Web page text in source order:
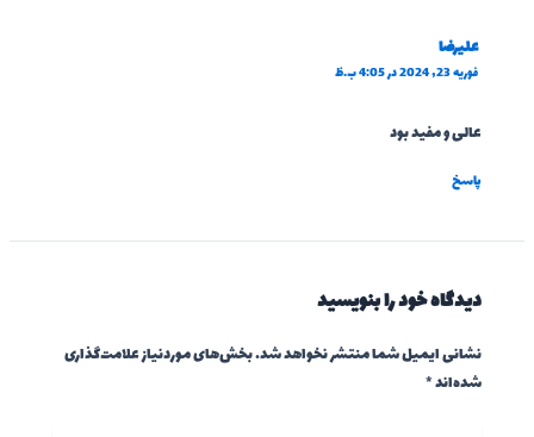
علیرضا
فوریه 23, 2024 در 4:05 ب.ظ
عالی و مفید بود
پاسخ
دیدگاه‌ خود را بنویسید
نشانی ایمیل شما منتشر نخواهد شد.بخش‌های موردنیاز علامت‌گذاری
شده‌اند*